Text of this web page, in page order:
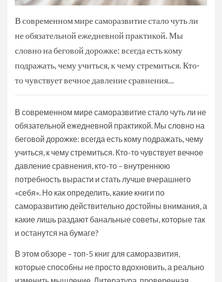
В современном мире саморазвитие стало чуть ли
не обязательной ежедневной практикой. Мы
словно на беговой дорожке: всегда есть кому
подражать, чему учиться, к чему стремиться. Кто-
то чувствует вечное давление сравнения...
В современном мире саморазвитие стало чуть ли не
обязательной ежедневной практикой. Мы словно на
беговой дорожке: всегда есть кому подражать, чему
учиться, к чему стремиться. Кто-то чувствует вечное
давление сравнения, кто-то – внутреннюю
потребность вырасти и стать лучше вчерашнего
«себя». Но как определить, какие книги по
саморазвитию действительно достойны внимания, а
какие лишь раздают банальные советы, которые так
и останутся на бумаге?
В этом обзоре – топ-5 книг для саморазвития,
которые способны не просто вдохновить, а реально
изменить мышление. Литература, проверенная